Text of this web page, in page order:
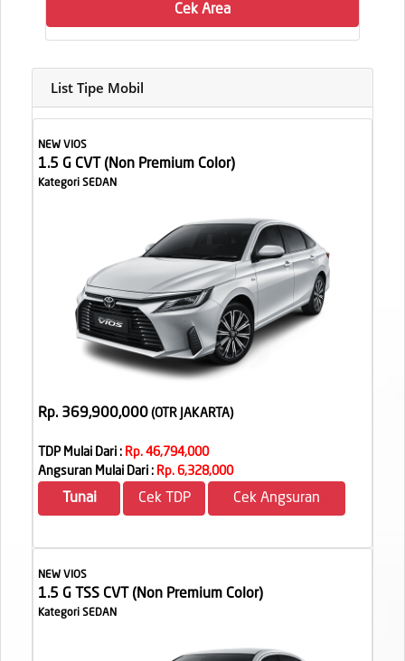
Cek Area
List Tipe Mobil
NEW VIOS
1.5 G CVT (Non Premium Color)
Kategori SEDAN
Rp. 369,900,000 (OTR JAKARTA)
TDP Mulai Dari : Rp. 46,794,000
Angsuran Mulai Dari : Rp. 6,328,000
Tunai Cek TDP Cek Angsuran
NEW VIOS
1.5 G TSS CVT (Non Premium Color)
Kategori SEDAN